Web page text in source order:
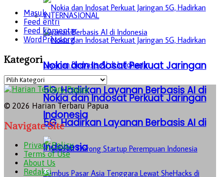
Nokia dan Indosat Perkuat Jaringan
5G, Hadirkan Layanan Berbasis AI di
Indonesia
INTERNASIONAL
Nokia dan Indosat Perkuat Jaringan
5G, Hadirkan Layanan Berbasis AI di
Indonesia
Masuk
Feed entri
Feed komentar
WordPress.org
Kategori
Kategori
© 2026 Harian Terbaru Papua
Navigate Site
Privacy Policy
Terms of Use
About Us
Redaksi